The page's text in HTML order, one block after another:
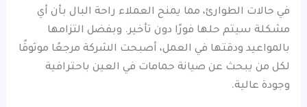
في حالات الطوارئ، مما يمنح العملاء راحة البال بأن أي
مشكلة سيتم حلها فورًا دون تأخير. وبفضل التزامها
بالمواعيد ودقتها في العمل، أصبحت الشركة مرجعًا موثوقًا
لكل من يبحث عن صيانة حمامات في العين باحترافية
وجودة عالية.